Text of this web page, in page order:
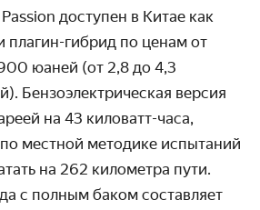
доступен в Китае как
плагин-гибрид по ценам от
юаней (от 2,8 до 4,3
Бензоэлектрическая версия
на 43 киловатт-часа,
местной методике испытаний
на 262 километра пути.
с полным баком составляет